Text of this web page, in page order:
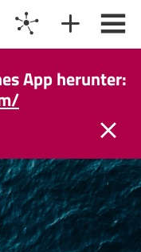
App herunter: